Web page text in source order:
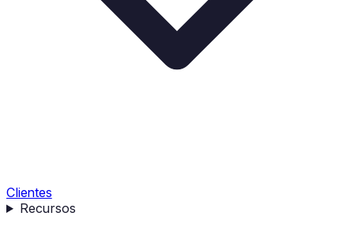
Clientes
Recursos